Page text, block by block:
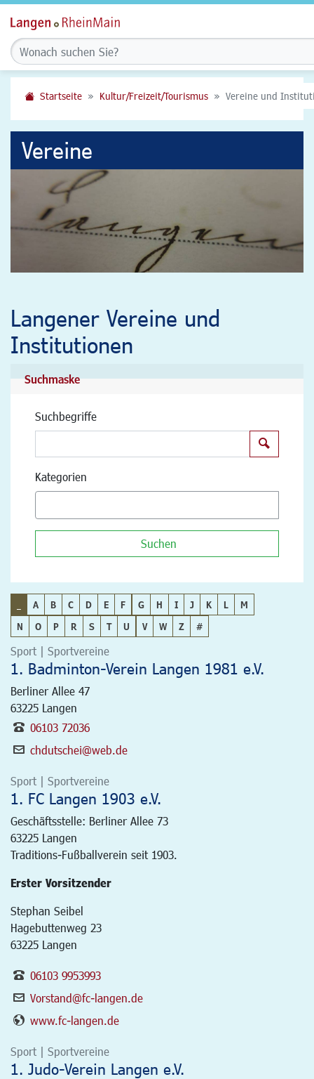
Startseite Kultur/Freizeit/Tourismus Vereine und
Vereine
Langener Vereine und
Institutionen
Suchmaske
Suchbegriffe
Kategorien
Suchen
A B C D E F G H I J K L
M
N
O P R S T U V W Z #
Sport | Sportvereine
1. Badminton-Verein Langen 1981 e.V.
Berliner Allee 47
63225 Langen
06103 72036
chdutschei@web.de
Sport | Sportvereine
1. FC Langen 1903 e.V.
Geschäftsstelle: Berliner Allee 73
63225 Langen
Traditions-Fußballverein seit 1903.
Erster Vorsitzender
Stephan Seibel
Hagebuttenweg 23
63225 Langen
06103 9953993
Vorstand@fc-langen.de
www.fc-langen.de
Sport | Sportvereine
1. Judo-Verein Langen e.V.